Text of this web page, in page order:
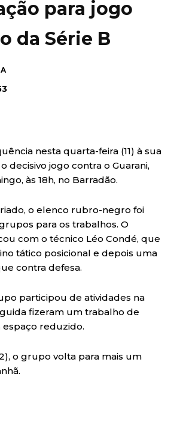
para jogo
da Série B
nesta quarta-feira (11) à sua
decisivo jogo contra o Guarani,
às 18h, no Barradão.
o elenco rubro-negro foi
para os trabalhos. O
com o técnico Léo Condé, que
tático posicional e depois uma
contra defesa.
participou de atividades na
fizeram um trabalho de
reduzido.
o grupo volta para mais um